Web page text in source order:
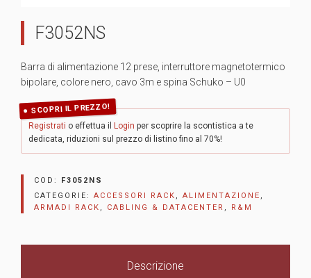
F3052NS
Barra di alimentazione 12 prese, interruttore magnetotermico
bipolare, colore nero, cavo 3m e spina Schuko – U0
SCOPRI IL PREZZO!
Registrati o effettua il Login per scoprire la scontistica a te
dedicata, riduzioni sul prezzo di listino fino al 70%!
COD: F3052NS
CATEGORIE: ACCESSORI RACK , ALIMENTAZIONE ,
ARMADI RACK , CABLING & DATACENTER , R&M
Descrizione